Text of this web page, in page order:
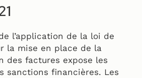
l’application de la loi de
la mise en place de la
des factures expose les
sanctions financières. Les